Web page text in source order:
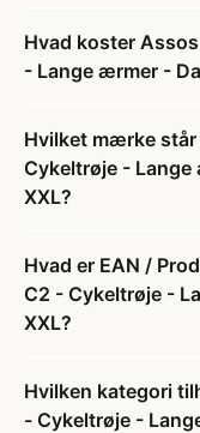
Hvad koster
- Lange ærmer -
Hvilket mærke står
Cykeltrøje -
XXL?
Hvad er EAN /
C2 - Cykeltrøje -
XXL?
Hvilken kategori
- Cykeltrøje -